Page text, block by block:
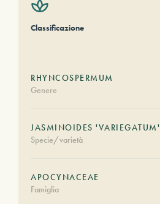
Classificazione
RHYNCOSPERMUM
Genere
JASMINOIDES 'VARIEGATUM'
Specie/varietà
APOCYNACEAE
Famiglia